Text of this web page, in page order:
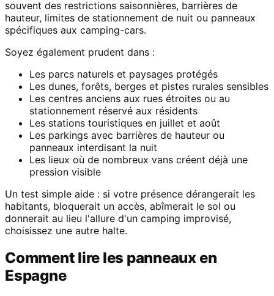
souvent des restrictions saisonnières, barrières de
hauteur, limites de stationnement de nuit ou panneaux
spécifiques aux camping-cars.
Soyez également prudent dans :
Les parcs naturels et paysages protégés
Les dunes, forêts, berges et pistes rurales sensibles
Les centres anciens aux rues étroites ou au
stationnement réservé aux résidents
Les stations touristiques en juillet et août
Les parkings avec barrières de hauteur ou
panneaux interdisant la nuit
Les lieux où de nombreux vans créent déjà une
pression visible
Un test simple aide : si votre présence dérangerait les
habitants, bloquerait un accès, abîmerait le sol ou
donnerait au lieu l'allure d'un camping improvisé,
choisissez une autre halte.
Comment lire les panneaux en
Espagne